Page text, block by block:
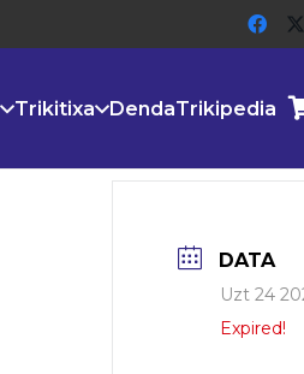
Trikitixa DendaTrikipedia
DATA
Uzt 24
Expired!